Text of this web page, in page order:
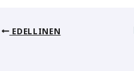
EDELLINEN